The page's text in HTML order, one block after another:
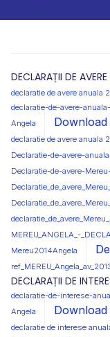
DECLARAȚII DE AVERE
declaratie de avere anuala
declaratie-de-avere-
Angela
Download
declaratie de avere anuala
Declaratie-de-avere-
Declaratie-de-avere-
MEREU_ANGELA_-
Mereu2014Angela
DECLARAȚII DE
declaratie-de-interese-
Angela
Download
declaratie de interese